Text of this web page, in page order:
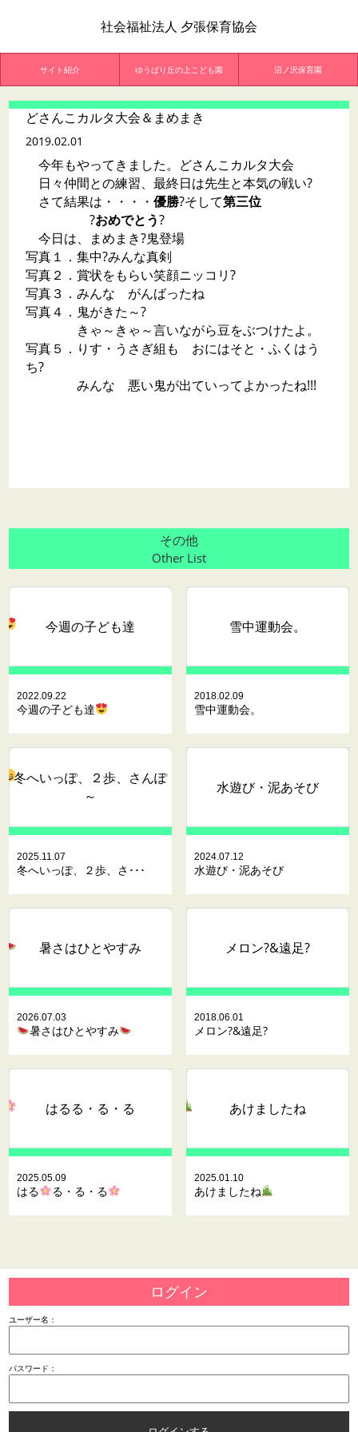
社会福祉法人 夕張保育協会
サイト紹介 ゆうばり丘の上こども園 沼ノ沢保育園
どさんこカルタ大会＆まめまき
2019.02.01
今年もやってきました。どさんこカルタ大会
日々仲間との練習、最終日は先生と本気の戦い?
さて結果は・・・・優勝?そして第三位
?おめでとう?
今日は、まめまき?鬼登場
写真１．集中?みんな真剣
写真２．賞状をもらい笑顔ニッコリ?
写真３．みんな がんばったね
写真４．鬼がきた～?
きゃ～きゃ～言いながら豆をぶつけたよ。
写真５．りす・うさぎ組も おにはそと・ふくはう
ち?
みんな 悪い鬼が出ていってよかったね!!!
その他
Other List
今週の子ども達
2022.09.22
今週の子ども達
雪中運動会。
2018.02.09
雪中運動会。
冬へいっぽ、２歩、さんぽ
～
2025.11.07
冬へいっぽ、２歩、さ･･･
水遊び・泥あそび
2024.07.12
水遊び・泥あそび
暑さはひとやすみ
2026.07.03
暑さはひとやすみ
メロン?&遠足?
2018.06.01
メロン?&遠足?
はるる・る・る
2025.05.09
はる る・る・る
あけましたね
2025.01.10
あけましたね
ログイン
ユーザー名：
パスワード：